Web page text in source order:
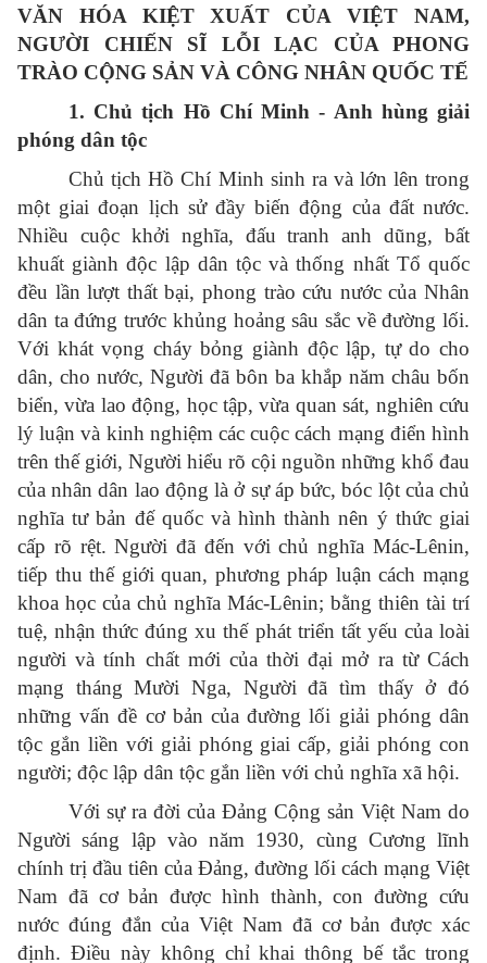
VĂN HÓA KIỆT XUẤT CỦA VIỆT NAM,
NGƯỜI CHIẾN SĨ LỖI LẠC CỦA PHONG
TRÀO CỘNG SẢN VÀ CÔNG NHÂN QUỐC TẾ
1. Chủ tịch Hồ Chí Minh - Anh hùng giải
phóng dân tộc
Chủ tịch Hồ Chí Minh sinh ra và lớn lên trong
một giai đoạn lịch sử đầy biến động của đất nước.
Nhiều cuộc khởi nghĩa, đấu tranh anh dũng, bất
khuất giành độc lập dân tộc và thống nhất Tổ quốc
đều lần lượt thất bại, phong trào cứu nước của Nhân
dân ta đứng trước khủng hoảng sâu sắc về đường lối.
Với khát vọng cháy bỏng giành độc lập, tự do cho
dân, cho nước, Người đã bôn ba khắp năm châu bốn
biển, vừa lao động, học tập, vừa quan sát, nghiên cứu
lý luận và kinh nghiệm các cuộc cách mạng điển hình
trên thế giới, Người hiểu rõ cội nguồn những khổ đau
của nhân dân lao động là ở sự áp bức, bóc lột của chủ
nghĩa tư bản đế quốc và hình thành nên ý thức giai
cấp rõ rệt. Người đã đến với chủ nghĩa Mác-Lênin,
tiếp thu thế giới quan, phương pháp luận cách mạng
khoa học của chủ nghĩa Mác-Lênin; bằng thiên tài trí
tuệ, nhận thức đúng xu thế phát triển tất yếu của loài
người và tính chất mới của thời đại mở ra từ Cách
mạng tháng Mười Nga, Người đã tìm thấy ở đó
những vấn đề cơ bản của đường lối giải phóng dân
tộc gắn liền với giải phóng giai cấp, giải phóng con
người; độc lập dân tộc gắn liền với chủ nghĩa xã hội.
Với sự ra đời của Đảng Cộng sản Việt Nam do
Người sáng lập vào năm 1930, cùng Cương lĩnh
chính trị đầu tiên của Đảng, đường lối cách mạng Việt
Nam đã cơ bản được hình thành, con đường cứu
nước đúng đắn của Việt Nam đã cơ bản được xác
định. Điều này không chỉ khai thông bế tắc trong